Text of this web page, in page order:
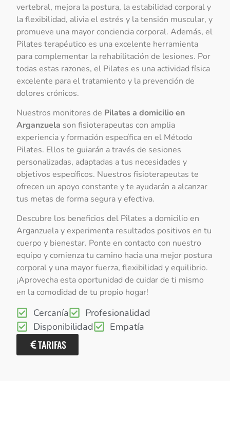
vertebral, mejora la postura, la estabilidad corporal y
la flexibilidad, alivia el estrés y la tensión muscular, y
promueve una mayor conciencia corporal. Además, el
Pilates terapéutico es una excelente herramienta
para complementar la rehabilitación de lesiones. Por
todas estas razones, el Pilates es una actividad física
excelente para el tratamiento y la prevención de
dolores crónicos.
Nuestros monitores de Pilates a domicilio en
Arganzuela son fisioterapeutas con amplia
experiencia y formación específica en el Método
Pilates. Ellos te guiarán a través de sesiones
personalizadas, adaptadas a tus necesidades y
objetivos específicos. Nuestros fisioterapeutas te
ofrecen un apoyo constante y te ayudarán a alcanzar
tus metas de forma segura y efectiva.
Descubre los beneficios del Pilates a domicilio en
Arganzuela y experimenta resultados positivos en tu
cuerpo y bienestar. Ponte en contacto con nuestro
equipo y comienza tu camino hacia una mejor postura
corporal y una mayor fuerza, flexibilidad y equilibrio.
¡Aprovecha esta oportunidad de cuidar de ti mismo
en la comodidad de tu propio hogar!
Cercanía
Profesionalidad
Disponibilidad
Empatía
TARIFAS